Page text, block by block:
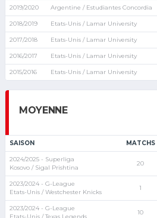
2019/2020 Argentine / Estudiantes Concordia
2018/2019 Etats-Unis / Lamar University
2017/2018 Etats-Unis / Lamar University
2016/2017 Etats-Unis / Lamar University
2015/2016 Etats-Unis / Lamar University
MOYENNE
SAISON MATCHS
2024/2025 - Superliga
Kosovo / Sigal Prishtina
20
2023/2024 - G-League
Etats-Unis / Westchester Knicks
1
2023/2024 - G-League
10